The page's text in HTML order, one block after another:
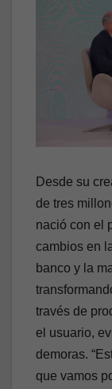
Desde su
de tres
nació con el
cambios en
banco y la
través de
el usuario,
demoras.
que vamos